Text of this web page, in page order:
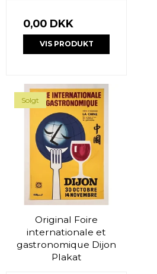
0,00 DKK
VIS PRODUKT
Solgt
Original Foire
internationale et
gastronomique Dijon
Plakat